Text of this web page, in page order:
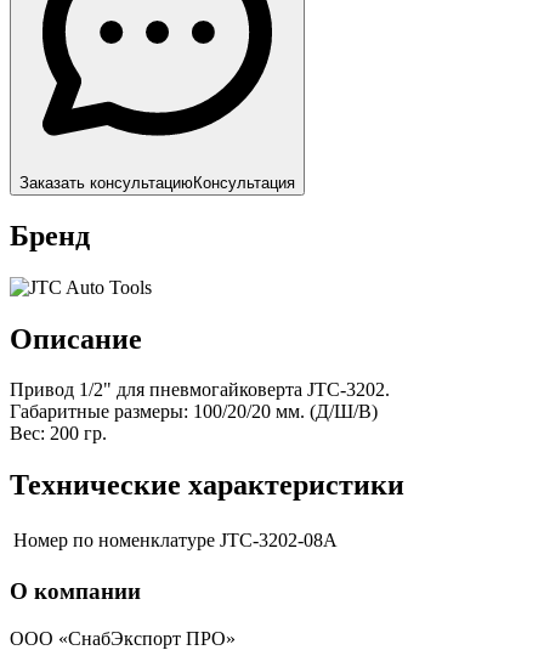
Заказать консультациюКонсультация
Бренд
Описание
Привод 1/2" для пневмогайковерта JTC-3202.
Габаритные размеры: 100/20/20 мм. (Д/Ш/В)
Вес: 200 гр.
Технические характеристики
Номер по номенклатуре JTC-3202-08A
О компании
ООО «СнабЭкспорт ПРО»